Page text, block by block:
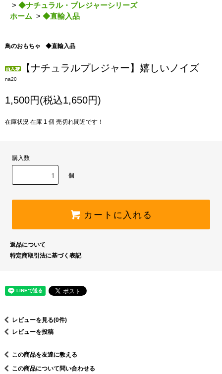
> ◆ナチュラル・プレジャーシリーズ
ホーム > ◆直輸入品
鳥のおもちゃ ◆直輸入品
【ナチュラルプレジャー】嬉しいノイズ
na20
1,500円(税込1,650円)
在庫状況 在庫 1 個 売切れ間近です！
購入数
個
カートに入れる
返品について
特定商取引法に基づく表記
レビューを見る(0件)
レビューを投稿
この商品を友達に教える
この商品について問い合わせる